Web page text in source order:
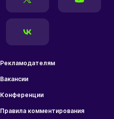
Рекламодателям
Вакансии
Конференции
Правила комментирования